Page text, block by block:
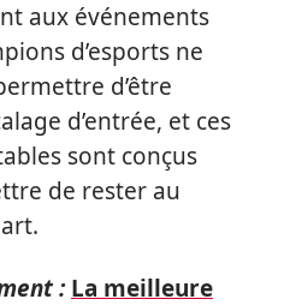
aux événements
d’esports ne
d’être
d’entrée, et ces
sont conçus
de rester au
: La meilleure